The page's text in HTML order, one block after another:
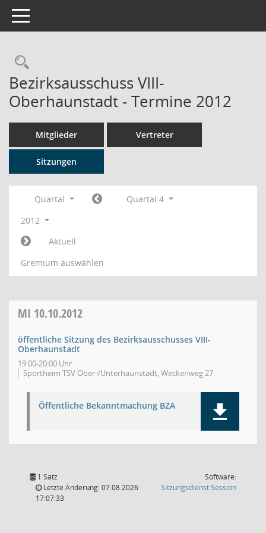
Toggle navigation
Rechercheauswahl
Bezirksausschuss VIII-
Oberhaunstadt - Termine 2012
Mitglieder Vertreter
Sitzungen
Quartal
Quartal 4
2012
Aktuell
Gremium auswählen
MI 10.10.2012
öffentliche Sitzung des Bezirksausschusses VIII-
Oberhaunstadt
19:00-20:00 Uhr
Sportheim TSV Ober-/Unterhaunstadt, Weckenweg 27
Öffentliche Bekanntmachung BZA
1 Satz
Letzte Änderung: 07.08.2026
17:07:33
Software:
SitzungsdienstSession(Wird in